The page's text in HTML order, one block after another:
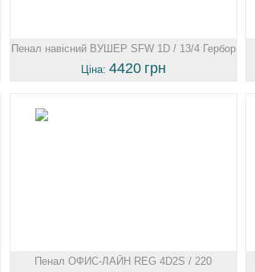
Пенал навісний ВУШЕР SFW 1D / 13/4 Гербор
Ціна: 4420 грн
Пенал ОФИС-ЛАЙН REG 4D2S / 220